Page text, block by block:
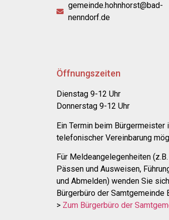
gemeinde.hohnhorst@bad-
nenndorf.de
Öffnungszeiten
Dienstag 9-12 Uhr
Donnerstag 9-12 Uhr
Ein Termin beim
telefonischer Vereinbarung
Für Meldeangelegenheiten
Pässen und Ausweisen,
und Abmelden) wenden Sie
Bürgerbüro der Samtgemeinde
> Zum Bürgerbüro der